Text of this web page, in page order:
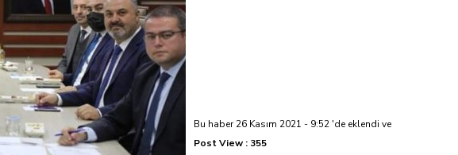
hayatını kaybetti
Bu haber 26 Kasım 2021 - 9:52 'de eklendi ve
Post View : 355